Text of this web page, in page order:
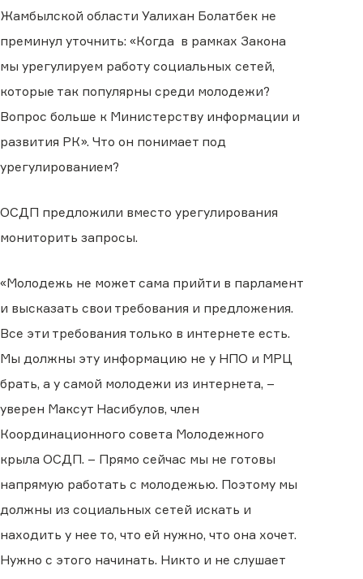
Жамбылской области Уалихан Болатбек не
преминул уточнить: «Когда в рамках Закона
мы урегулируем работу социальных сетей,
которые так популярны среди молодежи?
Вопрос больше к Министерству информации и
развития РК». Что он понимает под
урегулированием?
ОСДП предложили вместо урегулирования
мониторить запросы.
«Молодежь не может сама прийти в парламент
и высказать свои требования и предложения.
Все эти требования только в интернете есть.
Мы должны эту информацию не у НПО и МРЦ
брать, а у самой молодежи из интернета, –
уверен Максут Насибулов, член
Координационного совета Молодежного
крыла ОСДП. – Прямо сейчас мы не готовы
напрямую работать с молодежью. Поэтому мы
должны из социальных сетей искать и
находить у нее то, что ей нужно, что она хочет.
Нужно с этого начинать. Никто и не слушает